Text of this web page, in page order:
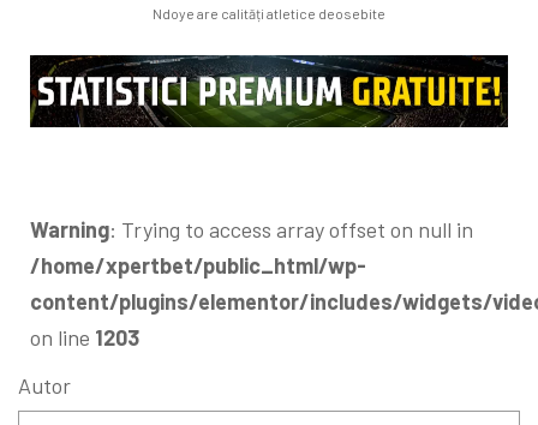
Ndoye are calități atletice deosebite
Warning: Trying to access array offset on null in
/home/xpertbet/public_html/wp-
content/plugins/elementor/includes/widgets/
on line 1203
Autor